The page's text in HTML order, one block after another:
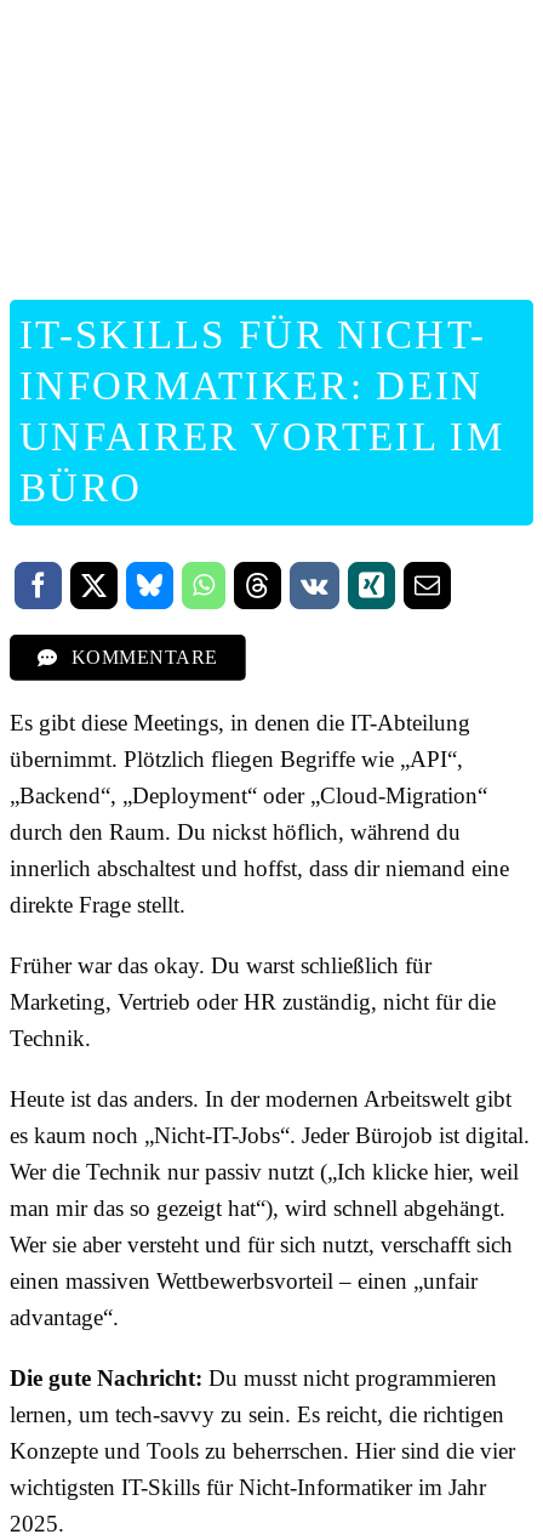
IT-SKILLS FÜR NICHT-
INFORMATIKER: DEIN
UNFAIRER VORTEIL IM
BÜRO
KOMMENTARE
Es gibt diese Meetings, in denen die IT-Abteilung
übernimmt. Plötzlich fliegen Begriffe wie „API“,
„Backend“, „Deployment“ oder „Cloud-Migration“
durch den Raum. Du nickst höflich, während du
innerlich abschaltest und hoffst, dass dir niemand eine
direkte Frage stellt.
Früher war das okay. Du warst schließlich für
Marketing, Vertrieb oder HR zuständig, nicht für die
Technik.
Heute ist das anders. In der modernen Arbeitswelt gibt
es kaum noch „Nicht-IT-Jobs“. Jeder Bürojob ist digital.
Wer die Technik nur passiv nutzt („Ich klicke hier, weil
man mir das so gezeigt hat“), wird schnell abgehängt.
Wer sie aber versteht und für sich nutzt, verschafft sich
einen massiven Wettbewerbsvorteil – einen „unfair
advantage“.
Die gute Nachricht: Du musst nicht programmieren
lernen, um tech-savvy zu sein. Es reicht, die richtigen
Konzepte und Tools zu beherrschen. Hier sind die vier
wichtigsten IT-Skills für Nicht-Informatiker im Jahr
2025.